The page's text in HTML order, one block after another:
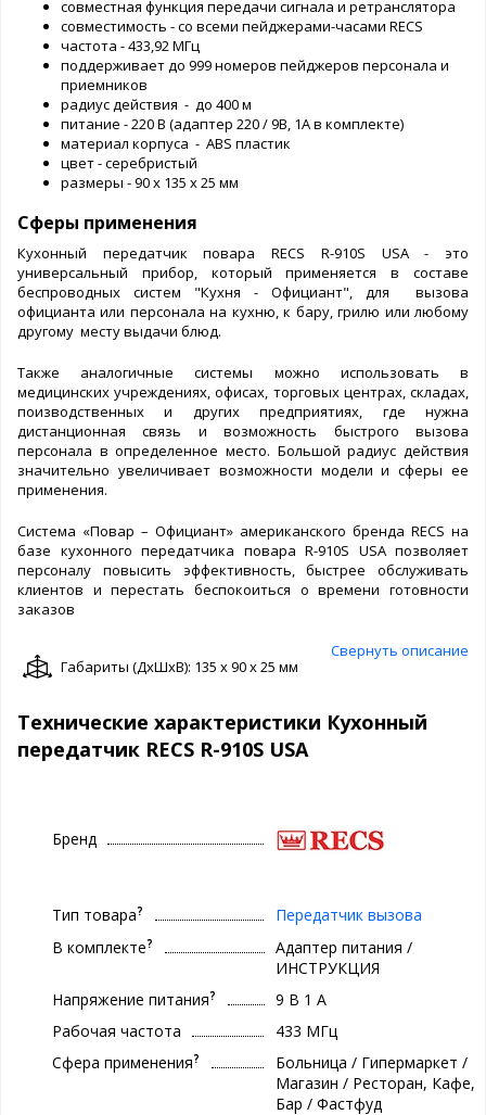
совместная функция передачи сигнала и ретранслятора
совместимость - со всеми пейджерами-часами RECS
частота - 433,92 МГц
поддерживает до 999 номеров пейджеров персонала и
приемников
радиус действия - до 400 м
питание - 220 В (адаптер 220 / 9В, 1А в комплекте)
материал корпуса - ABS пластик
цвет - серебристый
размеры - 90 х 135 х 25 мм
Сферы применения
Кухонный передатчик повара RECS R-910S USA - это
универсальный прибор, который применяется в составе
беспроводных систем "Кухня - Официант", для вызова
официанта или персонала на кухню, к бару, грилю или любому
другому месту выдачи блюд.
Также аналогичные системы можно использовать в
медицинских учреждениях, офисах, торговых центрах, складах,
поизводственных и других предприятиях, где нужна
дистанционная связь и возможность быстрого вызова
персонала в определенное место. Большой радиус действия
значительно увеличивает возможности модели и сферы ее
применения.
Система «Повар – Официант» американского бренда RECS на
базе кухонного передатчика повара R-910S USA позволяет
персоналу повысить эффективность, быстрее обслуживать
клиентов и перестать беспокоиться о времени готовности
заказов
Свернуть описание
Габариты (ДxШxВ): 135 x 90 x 25 мм
Технические характеристики Кухонный
передатчик RECS R-910S USA
Бренд
Тип товара?
Передатчик вызова
В комплекте?
Адаптер питания /
ИНСТРУКЦИЯ
Напряжение питания?
9 В 1 А
Рабочая частота
433 МГц
Сфера применения?
Больница / Гипермаркет /
Магазин / Ресторан, Кафе,
Бар / Фастфуд